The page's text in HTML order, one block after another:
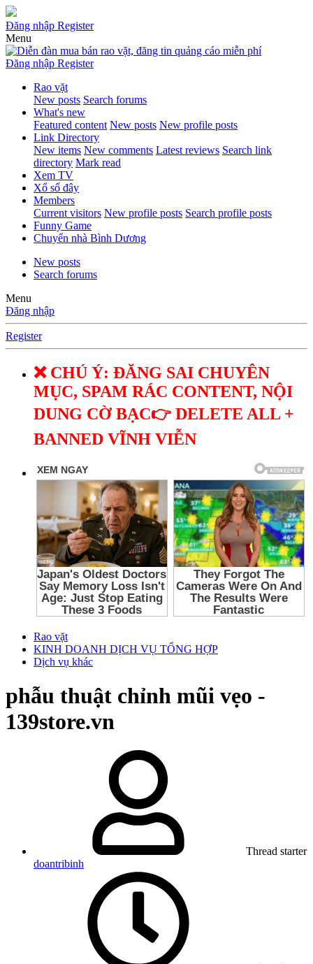
Đăng nhập Register
Menu
Đăng nhập Register
Rao vặt
New posts Search forums
What's new
Featured content New posts New profile posts
Link Directory
New items New comments Latest reviews Search link
directory Mark read
Xem TV
Xổ số đây
Members
Current visitors New profile posts Search profile posts
Funny Game
Chuyển nhà Bình Dương
New posts
Search forums
Menu
Đăng nhập
Register
❌ CHÚ Ý: ĐĂNG SAI CHUYÊN
MỤC, SPAM RÁC CONTENT, NỘI
DUNG CỜ BẠC👉 DELETE ALL +
BANNED VĨNH VIỄN
Rao vặt
KINH DOANH DỊCH VỤ TỔNG HỢP
Dịch vụ khác
phẫu thuật chỉnh mũi vẹo -
139store.vn
Thread starter
doantribinh